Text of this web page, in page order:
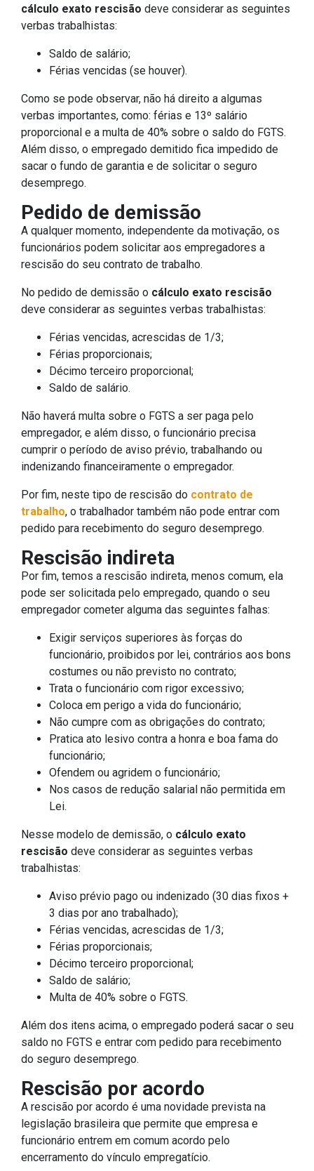
cálculo exato rescisão deve considerar as seguintes
verbas trabalhistas:
Saldo de salário;
Férias vencidas (se houver).
Como se pode observar, não há direito a algumas
verbas importantes, como: férias e 13º salário
proporcional e a multa de 40% sobre o saldo do FGTS.
Além disso, o empregado demitido fica impedido de
sacar o fundo de garantia e de solicitar o seguro
desemprego.
Pedido de demissão
A qualquer momento, independente da motivação, os
funcionários podem solicitar aos empregadores a
rescisão do seu contrato de trabalho.
No pedido de demissão o cálculo exato rescisão
deve considerar as seguintes verbas trabalhistas:
Férias vencidas, acrescidas de 1/3;
Férias proporcionais;
Décimo terceiro proporcional;
Saldo de salário.
Não haverá multa sobre o FGTS a ser paga pelo
empregador, e além disso, o funcionário precisa
cumprir o período de aviso prévio, trabalhando ou
indenizando financeiramente o empregador.
Por fim, neste tipo de rescisão do contrato de
trabalho, o trabalhador também não pode entrar com
pedido para recebimento do seguro desemprego.
Rescisão indireta
Por fim, temos a rescisão indireta, menos comum, ela
pode ser solicitada pelo empregado, quando o seu
empregador cometer alguma das seguintes falhas:
Exigir serviços superiores às forças do
funcionário, proibidos por lei, contrários aos bons
costumes ou não previsto no contrato;
Trata o funcionário com rigor excessivo;
Coloca em perigo a vida do funcionário;
Não cumpre com as obrigações do contrato;
Pratica ato lesivo contra a honra e boa fama do
funcionário;
Ofendem ou agridem o funcionário;
Nos casos de redução salarial não permitida em
Lei.
Nesse modelo de demissão, o cálculo exato
rescisão deve considerar as seguintes verbas
trabalhistas:
Aviso prévio pago ou indenizado (30 dias fixos +
3 dias por ano trabalhado);
Férias vencidas, acrescidas de 1/3;
Férias proporcionais;
Décimo terceiro proporcional;
Saldo de salário;
Multa de 40% sobre o FGTS.
Além dos itens acima, o empregado poderá sacar o seu
saldo no FGTS e entrar com pedido para recebimento
do seguro desemprego.
Rescisão por acordo
A rescisão por acordo é uma novidade prevista na
legislação brasileira que permite que empresa e
funcionário entrem em comum acordo pelo
encerramento do vínculo empregatício.